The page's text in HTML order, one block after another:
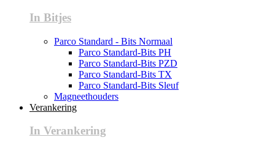
In Bitjes
Parco Standard - Bits Normaal
Parco Standard-Bits PH
Parco Standard-Bits PZD
Parco Standard-Bits TX
Parco Standard-Bits Sleuf
Magneethouders
Verankering
In Verankering